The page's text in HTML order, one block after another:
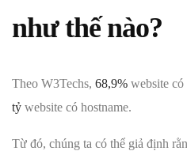
như thế nào?
Theo W3Techs, 68,9% website
tỷ website có hostname.
Từ đó, chúng ta có thể giả định